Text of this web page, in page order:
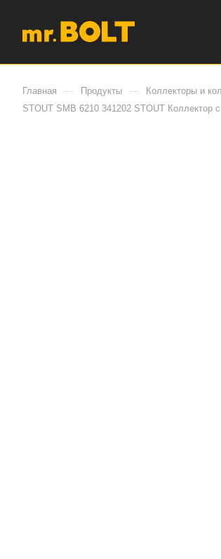
Главная — Продукты — Коллекторы и
STOUT SMB 6210 341202 STOUT Коллектор